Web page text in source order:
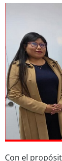
Con el